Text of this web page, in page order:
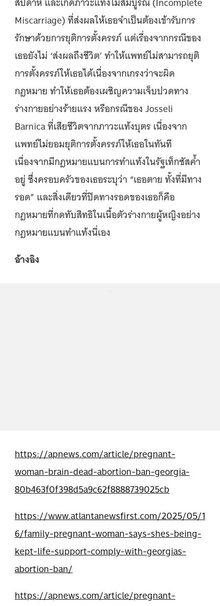
Miscarriage) ที่ส่งผลให้เธอจำเป็นต้องเข้ารับการ
รักษาด้วยการยุติการตั้งครรภ์ แต่เรื่องจากกรณีของ
เธอยังไม่ ‘ส่งผลถึงชีวิต’ ทำให้แพทย์ไม่สามารถยุติ
การตั้งครรภ์ให้เธอได้เนื่องจากเกรงว่าจะผิด
กฎหมาย ทำให้เธอต้องเผชิญความเจ็บปวดทาง
ร่างกายอย่างร้ายแรง หรือกรณีของ Josseli
Barnica ที่เสียชีวิตจากภาวะแท้งบุตร เนื่องจาก
แพทย์ไม่ยอมยุติการตั้งครรภ์ให้เธอในทันที
เนื่องจากมีกฎหมายแบนการทำแท้งในรัฐเท็กซัสค้ำ
อยู่ ซึ่งครอบครัวของเธอระบุว่า “เธอตาย ทั้งที่มีทาง
รอด” และสิ่งเดียวที่ปิดทางรอดของเธอก็คือ
กฎหมายที่กดทับสิทธิในเนื้อตัวร่างกายผู้หญิงอย่าง
กฎหมายแบนทำแท้งนี่เอง
อ้างอิง
https://apnews.com/article/pregnant-
woman-brain-dead-abortion-ban-georgia-
80b463f0f398d5a9c62f8888739025cb
https://www.atlantanewsfirst.com/2025/05/1
6/family-pregnant-woman-says-shes-being-
kept-life-support-comply-with-georgias-
abortion-ban/
https://apnews.com/article/pregnant-